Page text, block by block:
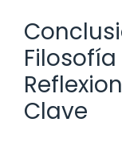
Clave